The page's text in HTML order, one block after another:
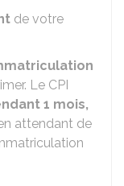
de votre
Le CPI
1 mois,
attendant de